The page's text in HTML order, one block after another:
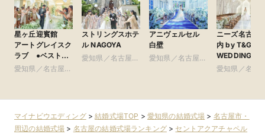
星ヶ丘迎賓館
アートグレイスク
ラブ ●ベストブ
ライダル グルー
愛知県／名古屋
ストリングスホテ
ル NAGOYA
愛知県／名古屋
アニヴェルセル
白壁
愛知県／名古屋
ニーズ名古屋
内 by T&G
WEDDING(旧
リフォーリア
愛知県／名古
マイナビウエディング>結婚式場TOP > 愛知県の結婚式場 > 名古屋市・
周辺の結婚式場 > 名古屋の結婚式場ランキング> セントアクアチャペル